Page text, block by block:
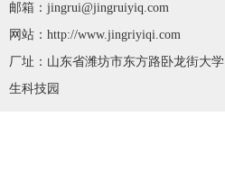
邮箱：jingrui@jingruiyiq.com
网站：http://www.jingriyiqi.com
厂址：山东省潍坊市东方路卧龙街大学
生科技园